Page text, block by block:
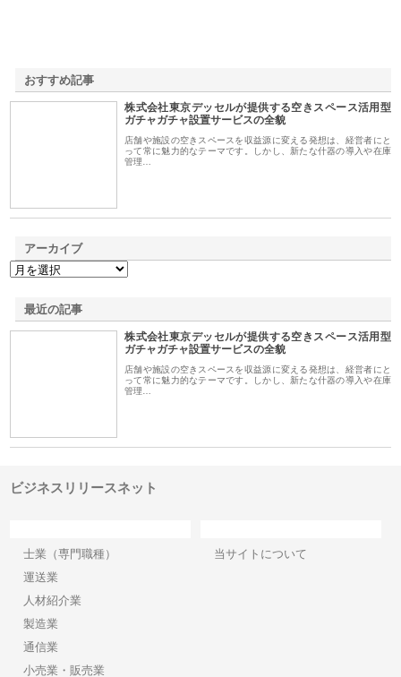
おすすめ記事
株式会社東京デッセルが提供する空きスペース活用型
ガチャガチャ設置サービスの全貌
店舗や施設の空きスペースを収益源に変える発想は、経営者にと
って常に魅力的なテーマです。しかし、新たな什器の導入や在庫
管理…
アーカイブ
最近の記事
株式会社東京デッセルが提供する空きスペース活用型
ガチャガチャ設置サービスの全貌
店舗や施設の空きスペースを収益源に変える発想は、経営者にと
って常に魅力的なテーマです。しかし、新たな什器の導入や在庫
管理…
ビジネスリリースネット
士業（専門職種）
運送業
人材紹介業
製造業
通信業
小売業・販売業
当サイトについて